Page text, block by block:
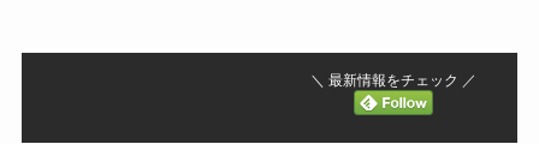
＼ 最新情報をチェック ／